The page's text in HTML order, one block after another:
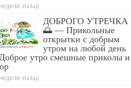
назад
ДОБРОГО УТРЕЧКА
🌅 — Прикольные
открытки с добрым
утром на любой день
утро смешные приколы и
назад